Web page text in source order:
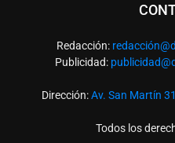
Redacción: redacció
Publicidad:
Dirección:Av. San Martín
Todos los